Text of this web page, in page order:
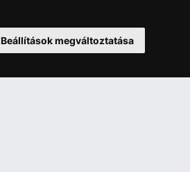
Beállítások megváltoztatása